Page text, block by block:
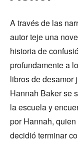
A través de las
autor teje una
historia de
profundamente a
libros de desamor
Hannah Baker se
la escuela y
por Hannah,
decidió terminar